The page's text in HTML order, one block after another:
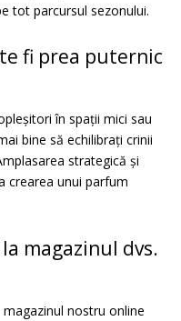
tot parcursul sezonului.
fi prea puternic
în spații mici sau
bine să echilibrați crinii
strategică și
crearea unui parfum
magazinul dvs.
nostru online